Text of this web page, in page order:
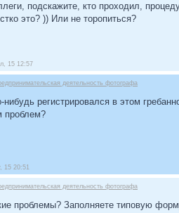
подскажите, кто проходил,
это? )) Или не торопиться?
15 12:57
деятельность фотографа
нибудь регистрировался в этом
проблем?
15 20:51
деятельность фотографа
проблемы? Заполняете типовую